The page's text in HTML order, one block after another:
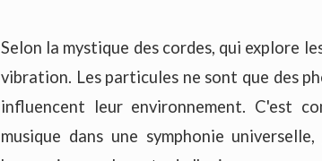
Selon la mystique des cordes, qui explore
vibration. Les particules ne sont que des
influencent leur environnement. C'est
musique dans une symphonie